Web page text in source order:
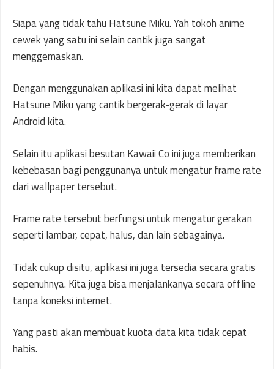
Siapa yang tidak tahu Hatsune Miku. Yah tokoh anime
cewek yang satu ini selain cantik juga sangat
menggemaskan.
Dengan menggunakan aplikasi ini kita dapat melihat
Hatsune Miku yang cantik bergerak-gerak di layar
Android kita.
Selain itu aplikasi besutan Kawaii Co ini juga memberikan
kebebasan bagi penggunanya untuk mengatur frame rate
dari wallpaper tersebut.
Frame rate tersebut berfungsi untuk mengatur gerakan
seperti lambar, cepat, halus, dan lain sebagainya.
Tidak cukup disitu, aplikasi ini juga tersedia secara gratis
sepenuhnya. Kita juga bisa menjalankanya secara offline
tanpa koneksi internet.
Yang pasti akan membuat kuota data kita tidak cepat
habis.